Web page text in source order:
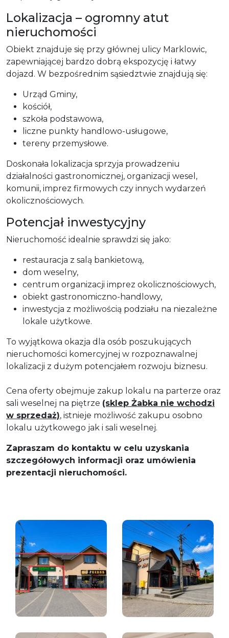
Lokalizacja – ogromny atut
nieruchomości
Obiekt znajduje się przy głównej ulicy Marklowic,
zapewniającej bardzo dobrą ekspozycję i łatwy
dojazd. W bezpośrednim sąsiedztwie znajdują się:
Urząd Gminy,
kościół,
szkoła podstawowa,
liczne punkty handlowo-usługowe,
tereny przemysłowe.
Doskonała lokalizacja sprzyja prowadzeniu
działalności gastronomicznej, organizacji wesel,
komunii, imprez firmowych czy innych wydarzeń
okolicznościowych.
Potencjał inwestycyjny
Nieruchomość idealnie sprawdzi się jako:
restauracja z salą bankietową,
dom weselny,
centrum organizacji imprez okolicznościowych,
obiekt gastronomiczno-handlowy,
inwestycja z możliwością podziału na niezależne
lokale użytkowe.
To wyjątkowa okazja dla osób poszukujących
nieruchomości komercyjnej w rozpoznawalnej
lokalizacji z dużym potencjałem rozwoju biznesu.
Cena oferty obejmuje zakup lokalu na parterze oraz
sali weselnej na piętrze (sklep Żabka nie wchodzi
w sprzedaż), istnieje możliwość zakupu osobno
lokalu użytkowego jak i sali weselnej.
Zapraszam do kontaktu w celu uzyskania
szczegółowych informacji oraz umówienia
prezentacji nieruchomości.